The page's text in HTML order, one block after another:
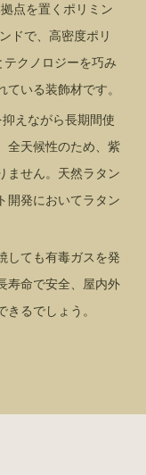
点を置くポリミン
ドで、高密度ポリ
クノロジーを巧み
いる装飾材です。
えながら長期間使
全天候性のため、紫
ません。天然ラタン
開発においてラタン
しても有毒ガスを発
寿命で安全、屋内外
るでしょう。